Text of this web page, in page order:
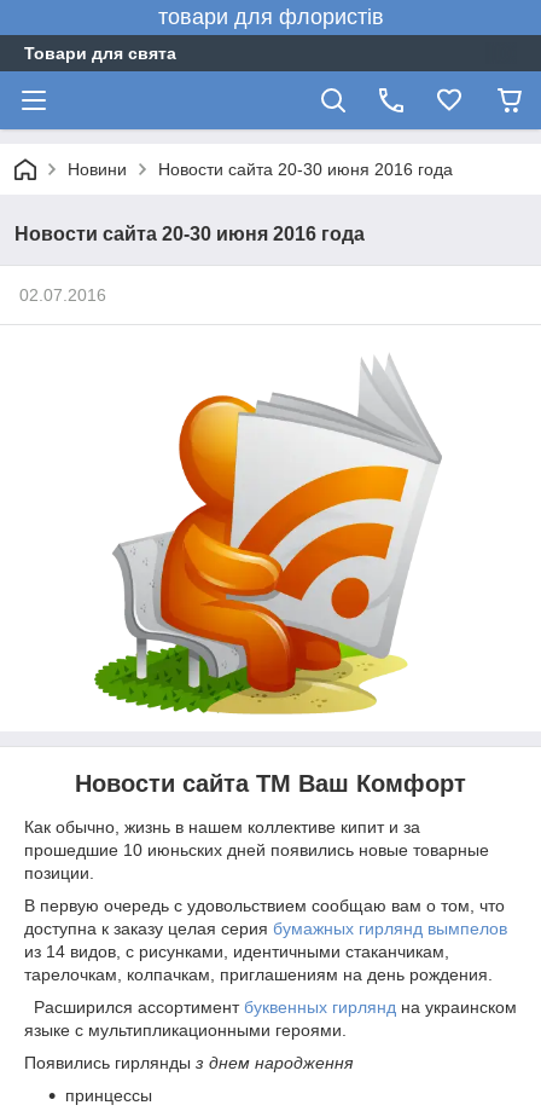
товари для флористів
Товари для свята
Новини Новости сайта 20-30 июня 2016 года
Новости сайта 20-30 июня 2016 года
02.07.2016
Новости сайта ТМ Ваш Комфорт
Как обычно, жизнь в нашем коллективе кипит и за
прошедшие 10 июньских дней появились новые товарные
позиции.
В первую очередь с удовольствием сообщаю вам о том, что
доступна к заказу целая серия бумажных гирлянд вымпелов
из 14 видов, с рисунками, идентичными стаканчикам,
тарелочкам, колпачкам, приглашениям на день рождения.
Расширился ассортиментбуквенных гирлянд на украинском
языке с мультипликационными героями.
Появились гирлянды з днем народження
принцессы